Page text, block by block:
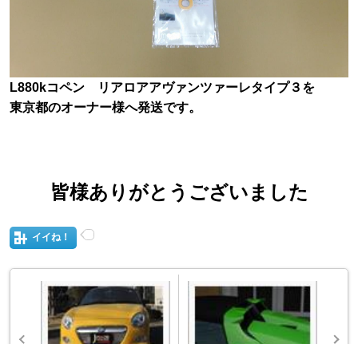
L880kコペン リアロアアヴァンツァーレタイプ３を
東京都のオーナー様へ発送です。
皆様ありがとうございました
イイね！